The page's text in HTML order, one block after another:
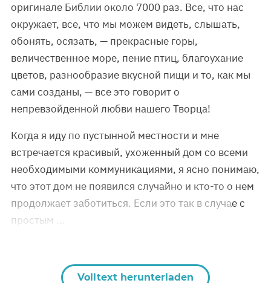
оригинале Библии около 7000 раз. Все, что нас
окружает, все, что мы можем видеть, слышать,
обонять, осязать, — прекрасные горы,
величественное море, пение птиц, благоухание
цветов, разнообразие вкусной пищи и то, как мы
сами созданы, — все это говорит о
непревзойденной любви нашего Творца!
Когда я иду по пустынной местности и мне
встречается красивый, ухоженный дом со всеми
необходимыми коммуникациями, я ясно понимаю,
что этот дом не появился случайно и кто-то о нем
продолжает заботиться. Если это так в случае с
простым …
Volltext herunterladen